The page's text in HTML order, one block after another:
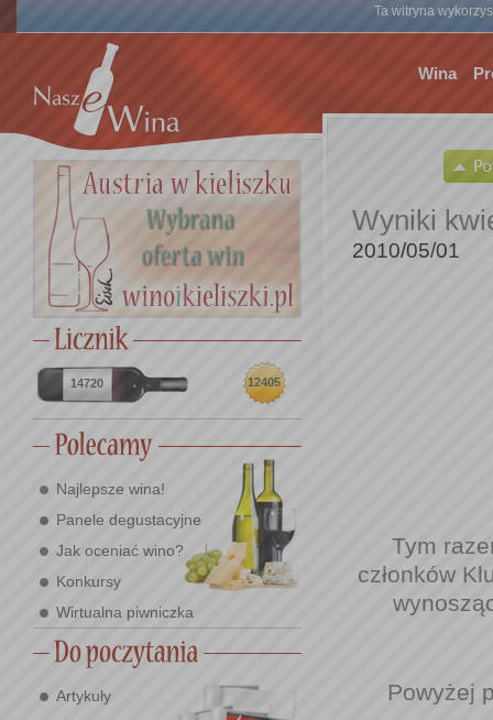
Ta witryna
Wina
14720 12405
Najlepsze wina!
Panele degustacyjne
Jak oceniać wino?
Konkursy
Wirtualna piwniczka
Artykuły
Wyniki
2010/05/01
Tym
członków
Powyżej